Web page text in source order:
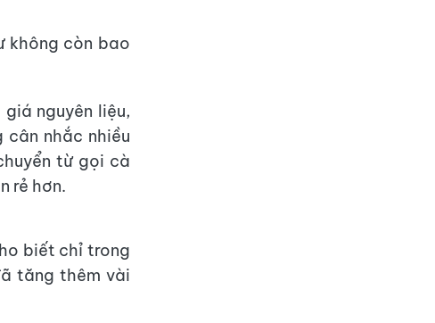
không còn bao
nguyên liệu,
cân nhắc nhiều
từ gọi cà
rẻ hơn.
biết chỉ trong
tăng thêm vài